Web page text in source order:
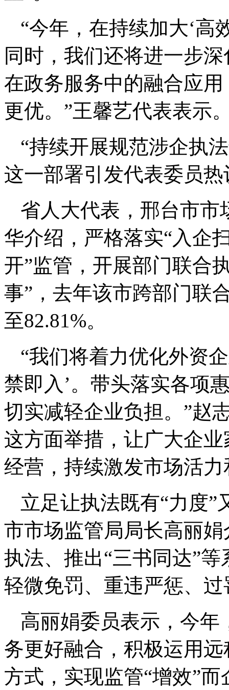
“今年，在持续加大‘高
同时，我们还将进一步
在政务服务中的融合应
更优。”王馨艺代表表示
“持续开展规范涉企执
这一部署引发代表委员热
省人大代表，邢台市市
华介绍，严格落实“入企
开”监管，开展部门联合
事”，去年该市跨部门联
至82.81%。
“我们将着力优化外资
禁即入’。带头落实各项
切实减轻企业负担。”赵
这方面举措，让广大企
经营，持续激发市场活
立足让执法既有“力度”
市市场监管局局长高丽
执法、推出“三书同达”
轻微免罚、重违严惩、
高丽娟委员表示，今年
务更好融合，积极运用
方式，实现监管“增效”